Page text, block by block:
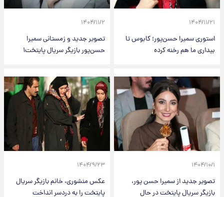
۱۴۰۴/۱۱/۲۱
استوری سمیرا حسن‌پور؛ کابوس تا
بیداری ما هم رخنه کرده
۱۴۰۴/۱۱/۲
تصویر جدید و زمستانی سمیرا
حسن‌پور بازیگر سریال پایتخت۱
۱۴۰۴/۱۰/۱
تصویر جدید از سمیرا حسن پور،
بازیگر سریال پایتخت در حال
۱۴۰۴/۹/۲۳
عکس منشوری، خانم بازیگر سریال
پایتخت را به دردسر انداخت